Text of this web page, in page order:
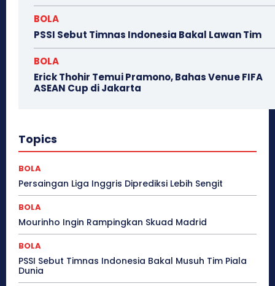
BOLA
PSSI Sebut Timnas Indonesia Bakal Lawan Tim
BOLA
Erick Thohir Temui Pramono, Bahas Venue FIFA
ASEAN Cup di Jakarta
Topics
BOLA
Persaingan Liga Inggris Diprediksi Lebih Sengit
BOLA
Mourinho Ingin Rampingkan Skuad Madrid
BOLA
PSSI Sebut Timnas Indonesia Bakal Musuh Tim Piala
Dunia